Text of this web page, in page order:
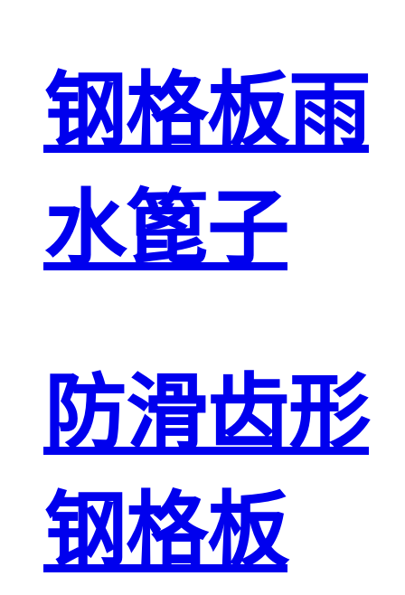
钢格板雨
水篦子
防滑齿形
钢格板